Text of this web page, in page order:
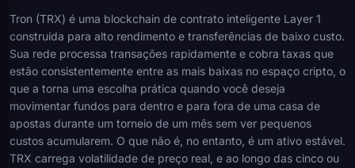
Tron (TRX) é uma blockchain de contrato inteligente Layer 1
construída para alto rendimento e transferências de baixo custo.
Sua rede processa transações rapidamente e cobra taxas que
estão consistentemente entre as mais baixas no espaço cripto, o
que a torna uma escolha prática quando você deseja
movimentar fundos para dentro e para fora de uma casa de
apostas durante um torneio de um mês sem ver pequenos
custos acumularem. O que não é, no entanto, é um ativo estável.
TRX carrega volatilidade de preço real, e ao longo das cinco ou